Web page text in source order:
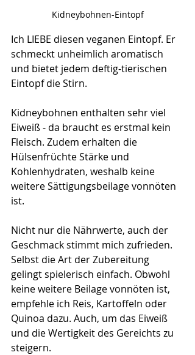
Kidneybohnen-Eintopf
Ich LIEBE diesen veganen Eintopf. Er
schmeckt unheimlich aromatisch
und bietet jedem deftig-tierischen
Eintopf die Stirn.
Kidneybohnen enthalten sehr viel
Eiweiß - da braucht es erstmal kein
Fleisch. Zudem erhalten die
Hülsenfrüchte Stärke und
Kohlenhydraten, weshalb keine
weitere Sättigungsbeilage vonnöten
ist.
Nicht nur die Nährwerte, auch der
Geschmack stimmt mich zufrieden.
Selbst die Art der Zubereitung
gelingt spielerisch einfach. Obwohl
keine weitere Beilage vonnöten ist,
empfehle ich Reis, Kartoffeln oder
Quinoa dazu. Auch, um das Eiweiß
und die Wertigkeit des Gereichts zu
steigern.